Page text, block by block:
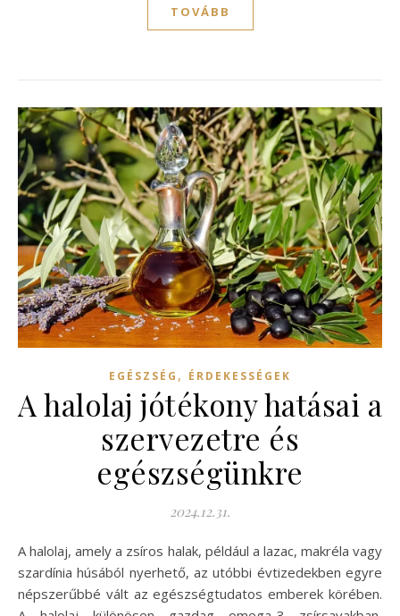
TOVÁBB
EGÉSZSÉG , ÉRDEKESSÉGEK
A halolaj jótékony hatásai a
szervezetre és
egészségünkre
2024.12.31.
A halolaj, amely a zsíros halak, például a lazac, makréla vagy
szardínia húsából nyerhető, az utóbbi évtizedekben egyre
népszerűbbé vált az egészségtudatos emberek körében.